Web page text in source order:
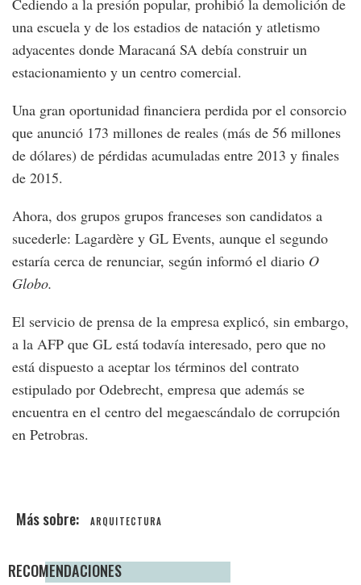
Cediendo a la presión popular, prohibió la demolición de
una escuela y de los estadios de natación y atletismo
adyacentes donde Maracaná SA debía construir un
estacionamiento y un centro comercial.
Una gran oportunidad financiera perdida por el consorcio
que anunció 173 millones de reales (más de 56 millones
de dólares) de pérdidas acumuladas entre 2013 y finales
de 2015.
Ahora, dos grupos grupos franceses son candidatos a
sucederle: Lagardère y GL Events, aunque el segundo
estaría cerca de renunciar, según informó el diario O
Globo.
El servicio de prensa de la empresa explicó, sin embargo,
a la AFP que GL está todavía interesado, pero que no
está dispuesto a aceptar los términos del contrato
estipulado por Odebrecht, empresa que además se
encuentra en el centro del megaescándalo de corrupción
en Petrobras.
ARQUITECTURA
RECOMENDACIONES